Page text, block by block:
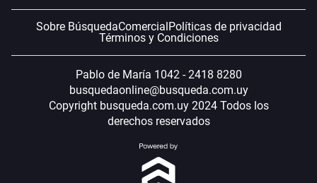
Sobre BúsquedaComercialPolíticas de privacidad
Términos y Condiciones
Pablo de María 1042 - 2418 8280
busquedaonline@busqueda.com.uy
Copyright busqueda.com.uy 2024 Todos los
derechos reservados